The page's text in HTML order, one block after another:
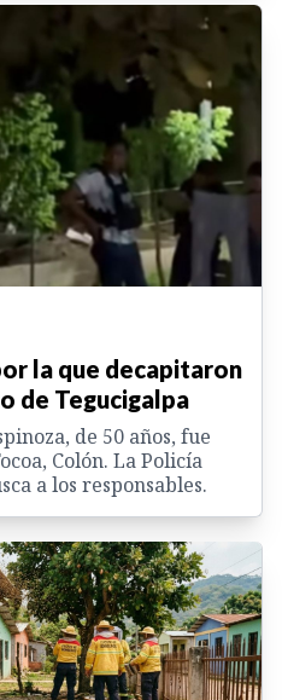
la que decapitaron
de Tegucigalpa
de 50 años, fue
Colón. La Policía
a los responsables.